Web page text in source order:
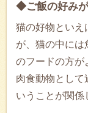
◆ご飯の好み
猫の好物といえ
が、猫の中には
のフードの方が
肉食動物として
いうことが関係